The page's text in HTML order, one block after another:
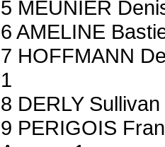
5 MEUNIER
6 AMELINE
7 HOFFMANN
1
8 DERLY
9 PERIGOIS